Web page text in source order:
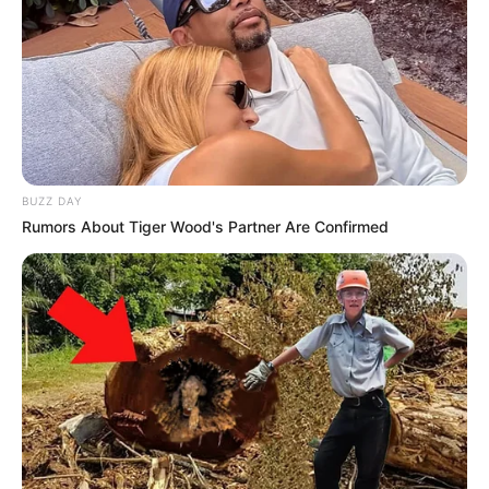
авторизуватись.
Погода
Ужгород
влажность:
давление:
ветер:
Погода на 10 дней от sinoptik.ua
Новини
BUZZ DAY
Rumors About Tiger Wood's Partner Are Confirmed